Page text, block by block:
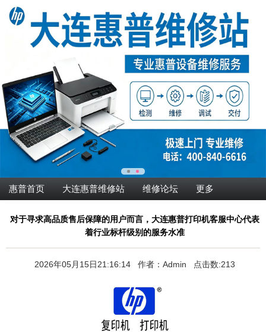
惠普首页 大连惠普维修站 维修论坛 更多
对于寻求高品质售后保障的用户而言，大连惠普打印机客服中心代表
着行业标杆级别的服务水准
2026年05月15日21:16:14 作者：Admin 点击数:213